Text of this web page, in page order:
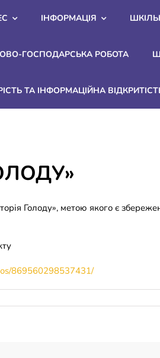
ІНФОРМАЦІЯ
ГОСПОДАРСЬКА РОБОТА
ТА ІНФОРМАЦІЙНА
Голоду», метою якого є
869560298537431/